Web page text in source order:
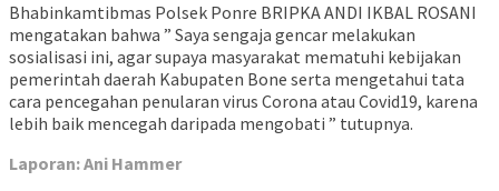
Bhabinkamtibmas Polsek Ponre BRIPKA ANDI IKBAL ROSANI
mengatakan bahwa ” Saya sengaja gencar melakukan
sosialisasi ini, agar supaya masyarakat mematuhi kebijakan
pemerintah daerah Kabupaten Bone serta mengetahui tata
cara pencegahan penularan virus Corona atau Covid19, karena
lebih baik mencegah daripada mengobati ” tutupnya.
Laporan: Ani Hammer